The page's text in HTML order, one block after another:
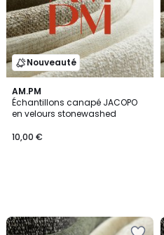
Nouveauté
AM.PM
Échantillons canapé JACOPO
en velours stonewashed
10,00 €